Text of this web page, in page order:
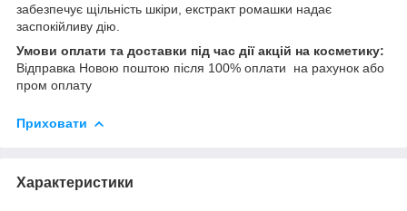
забезпечує щільність шкіри, екстракт ромашки надає
заспокійливу дію.
Умови оплати та доставки під час дії акцій на косметику:
Відправка Новою поштою після 100% оплати на рахунок або
пром оплату
Приховати
Характеристики